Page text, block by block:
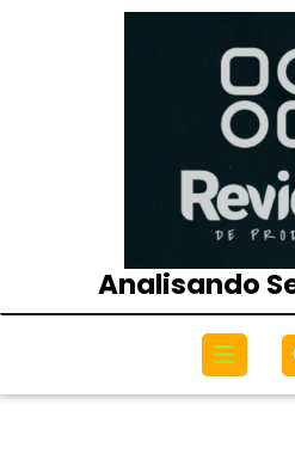
Analisando